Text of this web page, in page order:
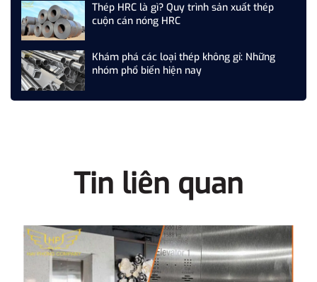
Thép HRC là gì? Quy trình sản xuất thép
cuộn cán nóng HRC
Khám phá các loại thép không gỉ: Những
nhóm phổ biến hiện nay
Tin liên quan